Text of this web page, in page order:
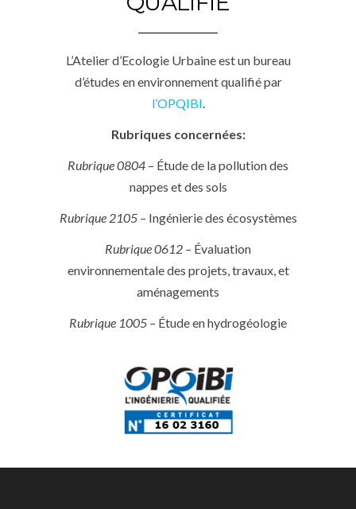
L’Atelier d’Ecologie Urbaine est un bureau
d’études en environnement qualifié par
l’OPQIBI
Rubriques concernées:
Rubrique 0804 – Étude de la pollution des
nappes et des sols
Rubrique 2105 –Ingénierie des écosystèmes
Rubrique 0612 – Évaluation
environnementale des projets, travaux, et
aménagements
Rubrique 1005 – Étude en hydrogéologie